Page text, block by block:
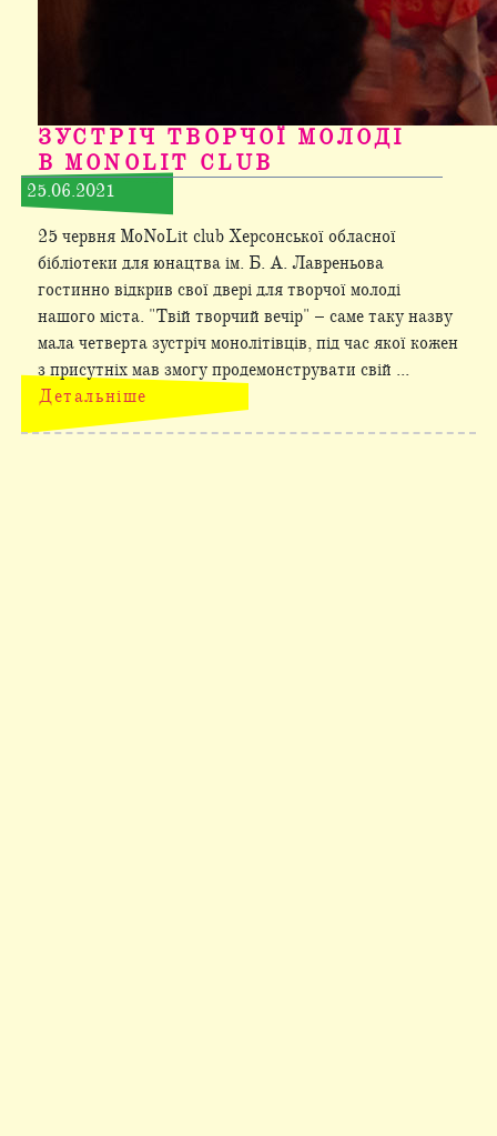
ЗУСТРІЧ ТВОРЧОЇ МОЛОДІ
В MONOLIT CLUB
25.06.2021
25 червня MoNoLit club Херсонської обласної
бібліотеки для юнацтва ім. Б. А. Лавреньова
гостинно відкрив свої двері для творчої молоді
нашого міста. "Твій творчий вечір" – саме таку назву
мала четверта зустріч монолітівців, під час якої кожен
з присутніх мав змогу продемонструвати свій ...
Детальніше